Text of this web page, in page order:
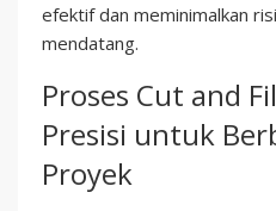
efektif dan meminimalkan
mendatang.
Proses Cut and
Presisi untuk
Proyek